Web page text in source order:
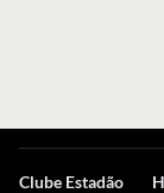
Clube Estadão